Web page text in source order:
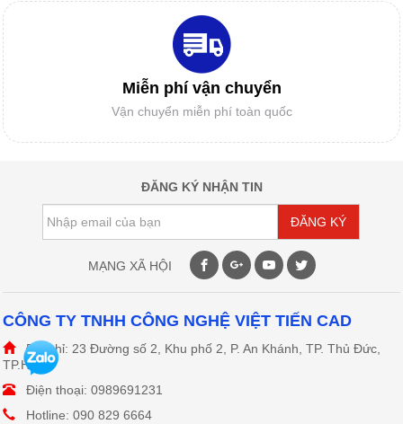
GIẤY IN SƠ ĐỒ
DAO MÁY CẮT RẬP
ĐẦU PHUN HP11
Miễn phí vận chuyển
Vận chuyển miễn phí toàn quốc
ĐĂNG KÝ NHẬN TIN
ĐĂNG KÝ
MẠNG XÃ HỘI
CÔNG TY TNHH CÔNG NGHỆ VIỆT TIẾN CAD
Địa chỉ: 23 Đường số 2, Khu phố 2, P. An Khánh, TP. Thủ Đức,
TP.HCM
Điện thoại: 0989691231
Hotline: 090 829 6664